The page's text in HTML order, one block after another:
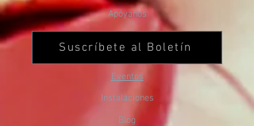
Apóyanos
Suscríbete al Boletín
Eventos
Instalaciones
Blog